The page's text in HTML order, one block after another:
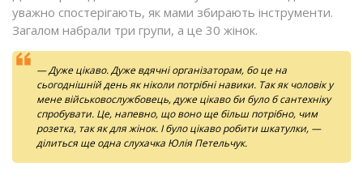
уважно спостерігають, як мами збирають інструменти.
Загалом набрали три групи, а це 30 жінок.
— Дуже цікаво. Дуже вдячні організаторам, бо це на
сьогоднішній день як ніколи потрібні навики. Так як чоловік у
мене військовослужбовець, дуже цікаво би було б сантехніку
спробувати. Це, напевно, що воно ще більш потрібно, чим
розетка, так як для жінок. І було цікаво робити шкатулки, —
ділиться ще одна слухачка Юлія Петельчук.